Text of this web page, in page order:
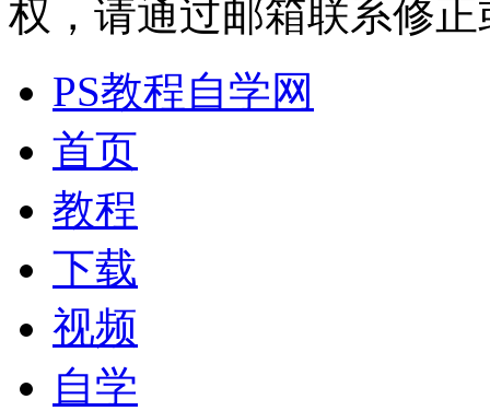
权，请通过邮箱联系修正
PS教程自学网
首页
教程
下载
视频
自学